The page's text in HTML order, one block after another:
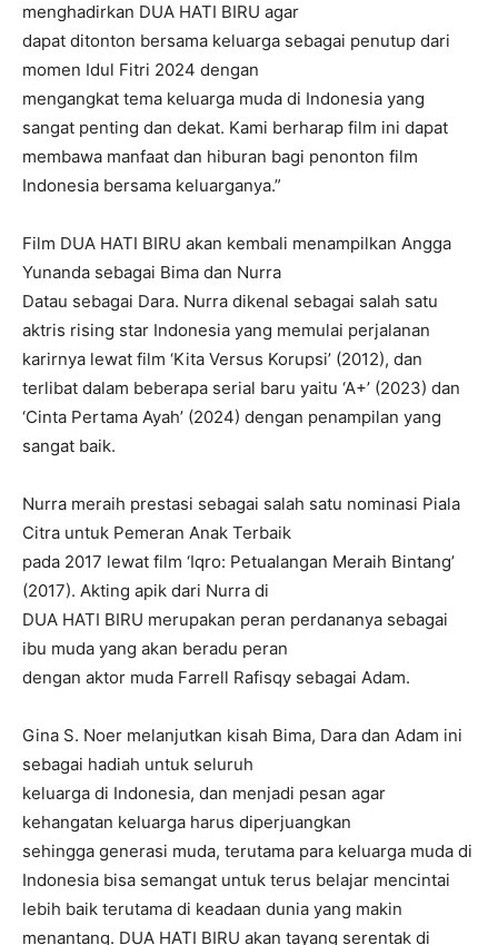
menghadirkan DUA HATI BIRU agar
dapat ditonton bersama keluarga sebagai penutup dari
momen Idul Fitri 2024 dengan
mengangkat tema keluarga muda di Indonesia yang
sangat penting dan dekat. Kami berharap film ini dapat
membawa manfaat dan hiburan bagi penonton film
Indonesia bersama keluarganya.”
Film DUA HATI BIRU akan kembali menampilkan Angga
Yunanda sebagai Bima dan Nurra
Datau sebagai Dara. Nurra dikenal sebagai salah satu
aktris rising star Indonesia yang memulai perjalanan
karirnya lewat film ‘Kita Versus Korupsi’ (2012), dan
terlibat dalam beberapa serial baru yaitu ‘A+’ (2023) dan
‘Cinta Pertama Ayah’ (2024) dengan penampilan yang
sangat baik.
Nurra meraih prestasi sebagai salah satu nominasi Piala
Citra untuk Pemeran Anak Terbaik
pada 2017 lewat film ‘Iqro: Petualangan Meraih Bintang’
(2017). Akting apik dari Nurra di
DUA HATI BIRU merupakan peran perdananya sebagai
ibu muda yang akan beradu peran
dengan aktor muda Farrell Rafisqy sebagai Adam.
Gina S. Noer melanjutkan kisah Bima, Dara dan Adam ini
sebagai hadiah untuk seluruh
keluarga di Indonesia, dan menjadi pesan agar
kehangatan keluarga harus diperjuangkan
sehingga generasi muda, terutama para keluarga muda di
Indonesia bisa semangat untuk terus belajar mencintai
lebih baik terutama di keadaan dunia yang makin
menantang. DUA HATI BIRU akan tayang serentak di